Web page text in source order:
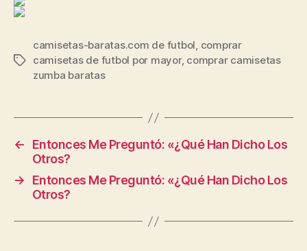
Etiquetas
camisetas-baratas.com de futbol, comprar
camisetas de futbol por mayor, comprar camisetas
zumba baratas
←
Entonces Me Preguntó: «¿Qué Han Dicho Los
Otros?
→
Entonces Me Preguntó: «¿Qué Han Dicho Los
Otros?